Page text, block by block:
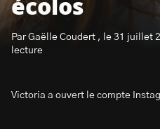
écolos
Par Gaëlle Coudert , le 31
lecture
Victoria a ouvert le compte
S’abonner à la